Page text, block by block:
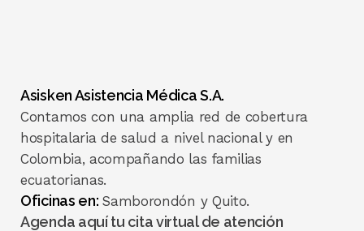
Asisken Asistencia Médica S.A.
Contamos con una amplia red de cobertura
hospitalaria de salud a nivel nacional y en
Colombia, acompañando las familias
ecuatorianas.
Oficinas en: Samborondón y Quito.
Agenda aquí tu cita virtual de atención